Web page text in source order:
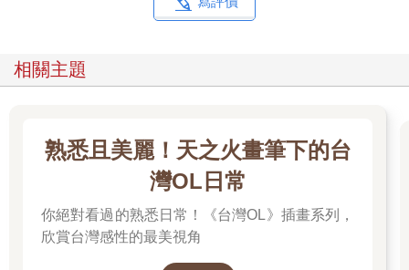
相關主題
熟悉且美麗！天之火畫筆下的台
灣OL日常
你絕對看過的熟悉日常！《台灣OL》插畫系列，
欣賞台灣感性的最美視角